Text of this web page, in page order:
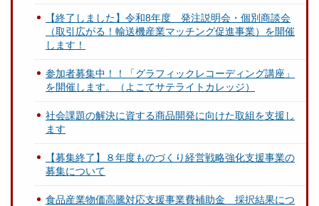
【終了しました】令和8年度 発注説明会・個別商談会
（取引広がる！輸送機産業マッチング促進事業）を開催
します！
参加者募集中！！「グラフィックレコーディング講座」
を開催します。（よこてサテライトカレッジ）
社会課題の解決に資する商品開発に向けた取組を支援し
ます
【募集終了】８年度ものづくり経営戦略強化支援事業の
募集について
食品産業物価高騰対応支援事業費補助金 採択結果につ